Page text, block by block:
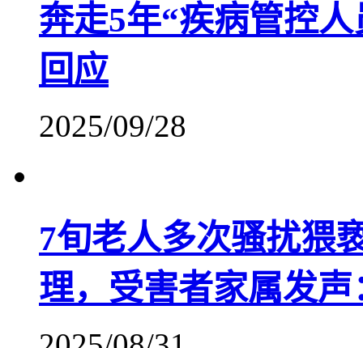
奔走5年“疾病管控
回应
2025/09/28
7旬老人多次骚扰猥
理，受害者家属发